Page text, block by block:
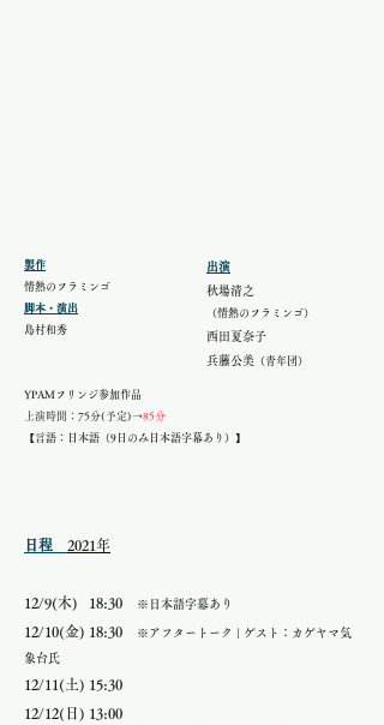
​製作
情熱のフラミンゴ​
脚本・演出
島村和秀
YPAMフリンジ参加作品
上演時間：75分(予定)→85分
​【言語：日本語（9日のみ日本語字幕あり）】
出演
秋場清之
（情熱のフラミンゴ）
西田夏奈子
兵藤公美
（青年団）
日程 2021年
12/9(木) 18:30 ※日本語字幕あり
12/10(金) 18:30 ※アフタートーク | ゲスト：カゲヤマ気
象台氏
12/11(土) 15:30
12/12(日) 13:00